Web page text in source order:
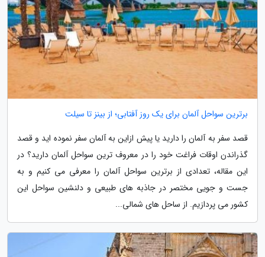
برترین سواحل آلمان برای یک روز آفتابی؛ از بینز تا سیلت
قصد سفر به آلمان را دارید یا پیش ازاین به آلمان سفر نموده اید و قصد
گذراندن اوقات فراغت خود را در معروف ترین سواحل آلمان دارید؟ در
این مقاله، تعدادی از برترین سواحل آلمان را معرفی می کنیم و به
جست و جویی مختصر در جاذبه های طبیعی و دلنشین سواحل این
کشور می پردازیم. از ساحل های شمالی...